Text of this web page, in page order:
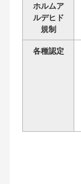
ホルムア
ルデヒド
規制
各種認定